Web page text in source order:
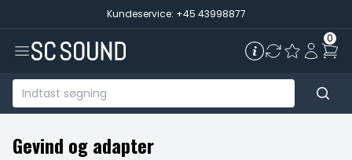
Kundeservice: +45 43998877
0
Gevind og adapter